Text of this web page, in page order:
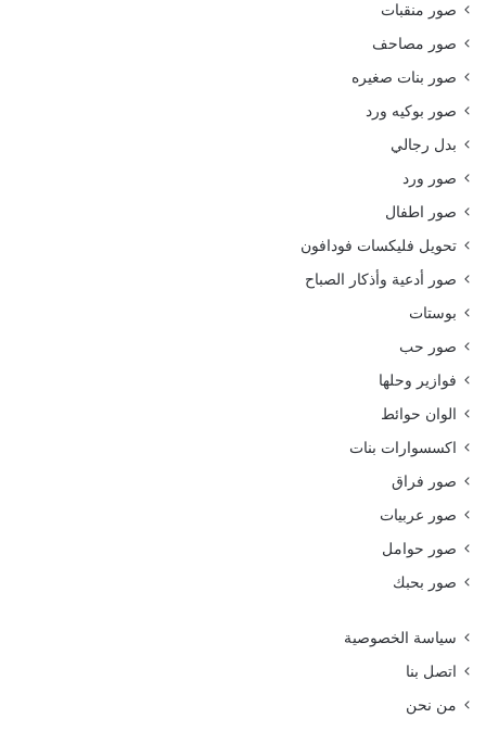
صور منقبات
صور مصاحف
صور بنات صغيره
صور بوكيه ورد
بدل رجالي
صور ورد
صور اطفال
تحويل فليكسات فودافون
صور أدعية وأذكار الصباح
بوستات
صور حب
فوازير وحلها
الوان حوائط
اكسسوارات بنات
صور فراق
صور عربيات
صور حوامل
صور بحبك
سياسة الخصوصية
اتصل بنا
من نحن